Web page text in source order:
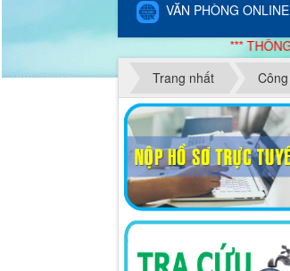
VĂN PHÒNG ONLINE
*** THÔNG
Trang nhất